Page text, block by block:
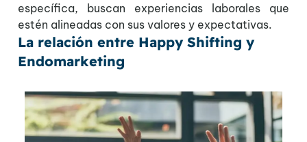
específica, buscan experiencias laborales que
estén alineadas con sus valores y expectativas.
La relación entre Happy Shifting y
Endomarketing